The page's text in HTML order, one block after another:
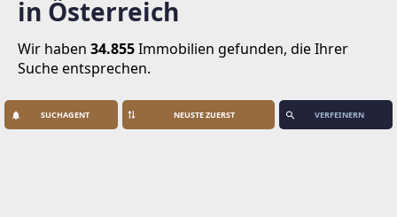
in Österreich
Wir haben 34.855Immobilien gefunden, die Ihrer
Suche entsprechen.
SUCHAGENT VERFEINERN